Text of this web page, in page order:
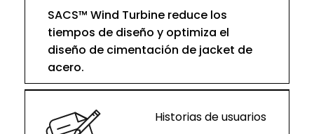
SACS™ Wind Turbine reduce los
tiempos de diseño y optimiza el
diseño de cimentación de jacket de
acero.
Historias de usuarios